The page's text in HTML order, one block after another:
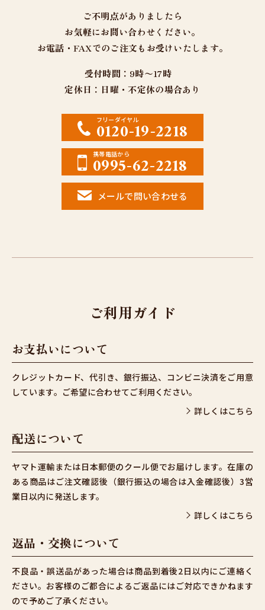
ご不明点がありましたら
お気軽にお問い合わせください。
お電話・FAXでのご注文もお受けいたします。
受付時間：9時〜17時
定休日：日曜・不定休の場合あり
フリーダイヤル
0120-19-2218
携帯電話から
0995-62-2218
メールで問い合わせる
ご利用ガイド
お支払いについて
クレジットカード、代引き、銀行振込、コンビニ決済をご用意
しています。ご希望に合わせてご利用ください。
詳しくはこちら
配送について
ヤマト運輸または日本郵便のクール便でお届けします。在庫の
ある商品はご注文確認後（銀行振込の場合は入金確認後）3営
業日以内に発送します。
詳しくはこちら
返品・交換について
不良品・誤送品があった場合は商品到着後2日以内にご連絡く
ださい。お客様のご都合によるご返品にはご対応できかねます
ので予めご了承ください。